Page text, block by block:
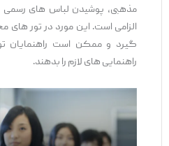
مذهبی، پوشیدن لباس ‌های رسمی
الزامی است. این مورد در تور های
گیرد و ممکن است راهنمایان
راهنمایی ‌های لازم را بدهند.